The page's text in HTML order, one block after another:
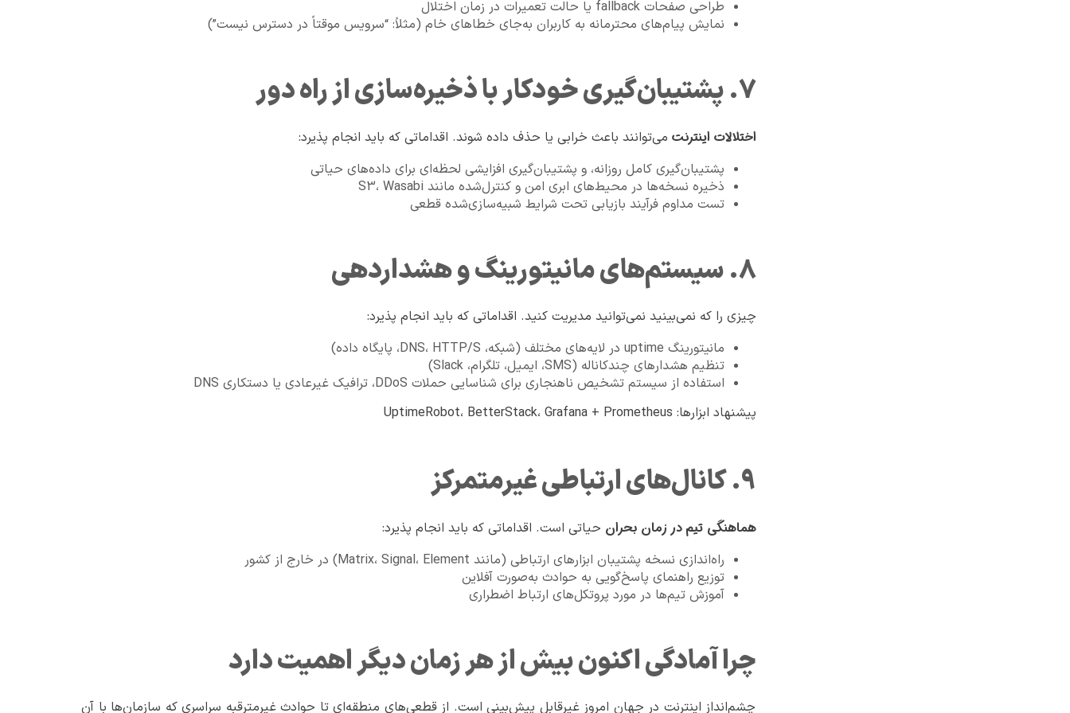
طراحی صفحات fallback یا حالت تعمیرات در زمان اختلال
نمایش پیام‌های محترمانه به کاربران به‌جای خطاهای خام (مثلاً: “سرویس موقتاً در دسترس نیست”)
۷. پشتیبان‌گیری خودکار با ذخیره‌سازی از راه دور
اختلالات اینترنت می‌توانند باعث خرابی یا حذف داده شوند. اقداماتی که باید انجام پذیرد:
پشتیبان‌گیری کامل روزانه، و پشتیبان‌گیری افزایشی لحظه‌ای برای داده‌های حیاتی
ذخیره نسخه‌ها در محیط‌های ابری امن و کنترل‌شده مانند S3، Wasabi
تست مداوم فرآیند بازیابی تحت شرایط شبیه‌سازی‌شده قطعی
۸. سیستم‌های مانیتورینگ و هشداردهی
چیزی را که نمی‌بینید نمی‌توانید مدیریت کنید. اقداماتی که باید انجام پذیرد:
مانیتورینگ uptime در لایه‌های مختلف (شبکه، DNS، HTTP/S، پایگاه داده)
تنظیم هشدارهای چندکاناله (SMS، ایمیل، تلگرام، Slack)
استفاده از سیستم تشخیص ناهنجاری برای شناسایی حملات DDoS، ترافیک غیرعادی یا دستکاری DNS
پیشنهاد ابزارها: UptimeRobot، BetterStack، Grafana + Prometheus
۹. کانال‌های ارتباطی غیرمتمرکز
هماهنگی تیم در زمان بحران حیاتی است. اقداماتی که باید انجام پذیرد:
راه‌اندازی نسخه پشتیبان ابزارهای ارتباطی (مانند Matrix، Signal، Element) در خارج از کشور
توزیع راهنمای پاسخ‌گویی به حوادث به‌صورت آفلاین
آموزش تیم‌ها در مورد پروتکل‌های ارتباط اضطراری
چرا آمادگی اکنون بیش از هر زمان دیگر اهمیت دارد
چشم‌انداز اینترنت در جهان امروز غیرقابل پیش‌بینی است. از قطعی‌های منطقه‌ای تا حوادث غیرمترقبه سراسری که سازمان‌ها با آن